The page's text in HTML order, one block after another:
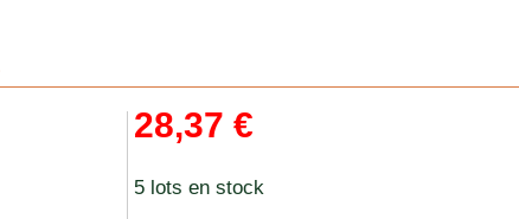
28,37 €
5 lots en stock